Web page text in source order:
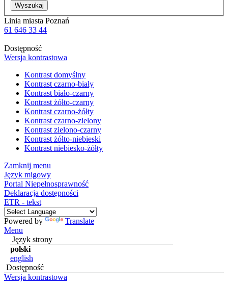
Wyszukaj
Linia miasta Poznań
61 646 33 44
Dostępność
Wersja kontrastowa
Kontrast domyślny
Kontrast czarno-biały
Kontrast biało-czarny
Kontrast żółto-czarny
Kontrast czarno-żółty
Kontrast czarno-zielony
Kontrast zielono-czarny
Kontrast żółto-niebieski
Kontrast niebiesko-żółty
Zamknij menu
Język migowy
Portal Niepełnosprawność
Deklaracja dostępności
ETR - tekst
Powered by
Translate
Menu
Język strony
polski
english
Dostępność
Wersja kontrastowa